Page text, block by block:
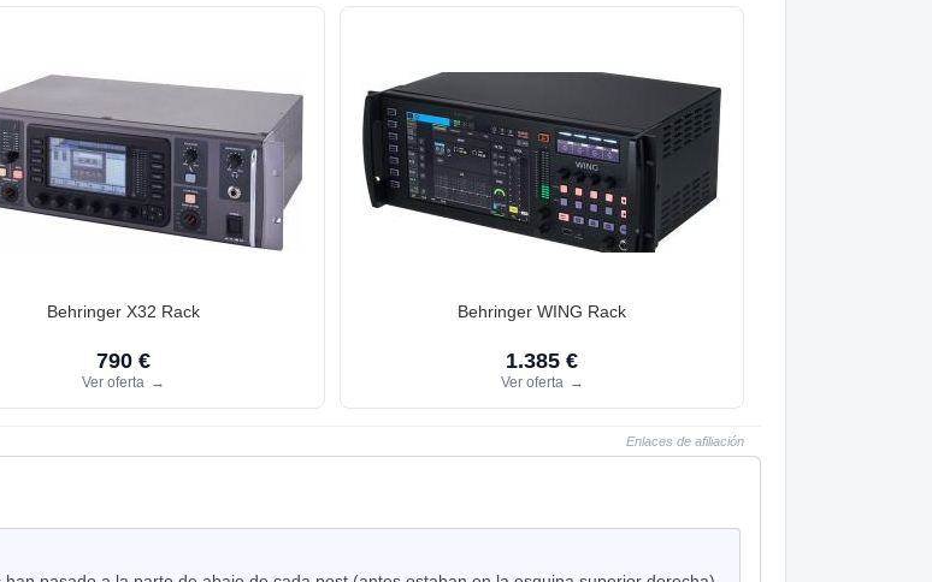
Behringer X32 Rack
790 €
Ver oferta →
Behringer WING Rack
1.385 €
Ver oferta →
Enlaces de afiliación